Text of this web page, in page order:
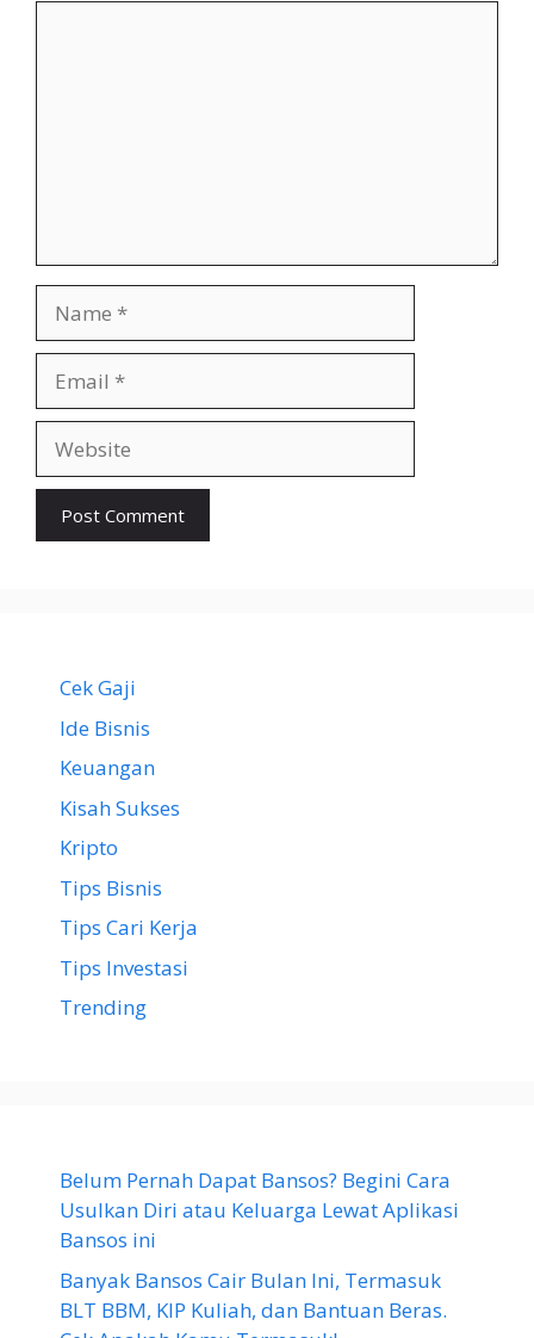
Cek Gaji
Ide Bisnis
Keuangan
Kisah Sukses
Kripto
Tips Bisnis
Tips Cari Kerja
Tips Investasi
Trending
Belum Pernah Dapat Bansos? Begini Cara
Usulkan Diri atau Keluarga Lewat Aplikasi
Bansos ini
Banyak Bansos Cair Bulan Ini, Termasuk
BLT BBM, KIP Kuliah, dan Bantuan Beras.